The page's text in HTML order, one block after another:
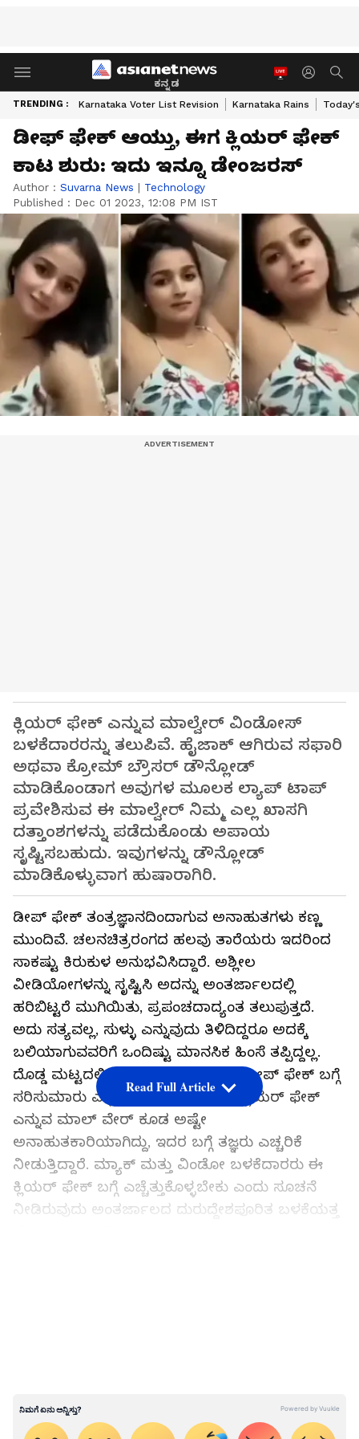
ಕನ್ನಡ
TRENDING : Karnataka Voter List Revision Karnataka Rains
ಡೀಫ್‌ ಫೇಕ್‌ ಆಯ್ತು, ಈಗ ಕ್ಲಿಯರ್‌ ಫೇಕ್‌
ಕಾಟ ಶುರು: ಇದು ಇನ್ನೂ ಡೇಂಜರಸ್
Author : Suvarna News | Technology
Published : Dec 01 2023, 12:08 PM IST
ಕ್ಲಿಯರ್‌ ಫೇಕ್‌ ಎನ್ನುವ ಮಾಲ್ವೇರ್‌ ವಿಂಡೋಸ್‌
ಬಳಕೆದಾರರನ್ನು ತಲುಪಿವೆ. ಹೈಜಾಕ್‌ ಆಗಿರುವ ಸಫಾರಿ
ಅಥವಾ ಕ್ರೋಮ್‌ ಬ್ರೌಸರ್‌ ಡೌನ್ಲೋಡ್‌
ಮಾಡಿಕೊಂಡಾಗ ಅವುಗಳ ಮೂಲಕ ಲ್ಯಾಪ್‌ ಟಾಪ್‌
ಪ್ರವೇಶಿಸುವ ಈ ಮಾಲ್ವೇರ್‌ ನಿಮ್ಮ ಎಲ್ಲ ಖಾಸಗಿ
ದತ್ತಾಂಶಗಳನ್ನು ಪಡೆದುಕೊಂಡು ಅಪಾಯ
ಸೃಷ್ಟಿಸಬಹುದು. ಇವುಗಳನ್ನು ಡೌನ್ಲೋಡ್‌
ಮಾಡಿಕೊಳ್ಳುವಾಗ ಹುಷಾರಾಗಿರಿ.
ಡೀಪ್‌ ಫೇಕ್‌ ತಂತ್ರಜ್ಞಾನದಿಂದಾಗುವ ಅನಾಹುತಗಳು ಕಣ್ಣ
ಮುಂದಿವೆ. ಚಲನಚಿತ್ರರಂಗದ ಹಲವು ತಾರೆಯರು ಇದರಿಂದ
ಸಾಕಷ್ಟು ಕಿರುಕುಳ ಅನುಭವಿಸಿದ್ದಾರೆ. ಅಶ್ಲೀಲ
ವೀಡಿಯೋಗಳನ್ನು ಸೃಷ್ಟಿಸಿ ಅದನ್ನು ಅಂತರ್ಜಾಲದಲ್ಲಿ
ಹರಿಬಿಟ್ಟರೆ ಮುಗಿಯಿತು, ಪ್ರಪಂಚದಾದ್ಯಂತ ತಲುಪುತ್ತದೆ.
ಅದು ಸತ್ಯವಲ್ಲ, ಸುಳ್ಳು ಎನ್ನುವುದು ತಿಳಿದಿದ್ದರೂ ಅದಕ್ಕೆ
ಬಲಿಯಾಗುವವರಿಗೆ ಒಂದಿಷ್ಟು ಮಾನಸಿಕ ಹಿಂಸೆ ತಪ್ಪಿದ್ದಲ್ಲ.
ದೊಡ್ಡ ಮಟ್ಟದಲ್ಲಿ ಸುದ್ದಿಯಾದ ಬಳಿಕ ಈಗ ಡೀಪ್‌ ಫೇಕ್‌ ಬಗ್ಗೆ
ಸರಿಸುಮಾರು ಎಲ್ಲರಿಗೂ ತಿಳಿದಿದೆ. ಆದರೆ, ಕ್ಲಿಯರ್‌ ಫೇಕ್‌
ಎನ್ನುವ ಮಾಲ್‌ ವೇರ್‌ ಕೂಡ ಅಷ್ಟೇ
ಅನಾಹುತಕಾರಿಯಾಗಿದ್ದು, ಇದರ ಬಗ್ಗೆ ತಜ್ಞರು ಎಚ್ಚರಿಕೆ
ನೀಡುತ್ತಿದ್ದಾರೆ. ಮ್ಯಾಕ್‌ ಮತ್ತು ವಿಂಡೋ ಬಳಕೆದಾರರು ಈ
ಕ್ಲಿಯರ್‌ ಫೇಕ್‌ ಬಗ್ಗೆ ಎಚ್ಚೆತ್ತುಕೊಳ್ಳಬೇಕು ಎಂದು ಸೂಚನೆ
ನೀಡಿರುವುದು ಅಂತರ್ಜಾಲದ ದುರುದ್ದೇಶಪೂರಿತ ಬಳಕೆಯತ್ತ
(Chrome Browser) ಗಳು ಬೇಕು. ಅವುಗಳಲ್ಲೇ ವೈರಸ್‌
Read Full Article